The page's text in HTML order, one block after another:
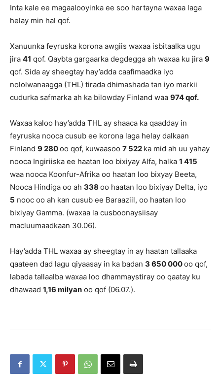
Inta kale ee magaalooyinka ee soo hartayna waxaa laga
helay min hal qof.
Xanuunka feyruska korona awgiis waxaa isbitaalka ugu
jira 41 qof. Qaybta gargaarka degdegga ah waxaa ku jira 9
qof. Sida ay sheegtay hay’adda caafimaadka iyo
nololwanaagga (THL) tirada dhimashada tan iyo markii
cudurka safmarka ah ka bilowday Finland waa 974 qof.
Waxaa kaloo hay’adda THL ay shaaca ka qaadday in
feyruska nooca cusub ee korona laga helay dalkaan
Finland 9 280oo qof, kuwaasoo 7 522 ka mid ah uu yahay
nooca Ingiriiska ee haatan loo bixiyay Alfa, halka 1 415
waa nooca Koonfur-Afrika oo haatan loo bixyay Beeta,
Nooca Hindiga oo ah 338 oo haatan loo bixiyay Delta, iyo
5 nooc oo ah kan cusub ee Baraaziil, oo haatan loo
bixiyay Gamma. (waxaa la cusboonaysiisay
macluumaadkaan 30.06).
Hay’adda THL waxaa ay sheegtay in ay haatan tallaaka
qaateen dad lagu qiyaasay in ka badan 3 650 000oo qof,
labada tallaalba waxaa loo dhammaystiray oo qaatay ku
dhawaad 1,16 milyan oo qof (06.07.).